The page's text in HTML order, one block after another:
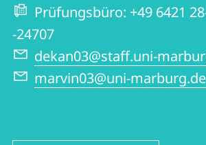
Prüfungsbüro: +49 6421
-24707
dekan03@staff.uni-
marvin03@uni-marburg.de